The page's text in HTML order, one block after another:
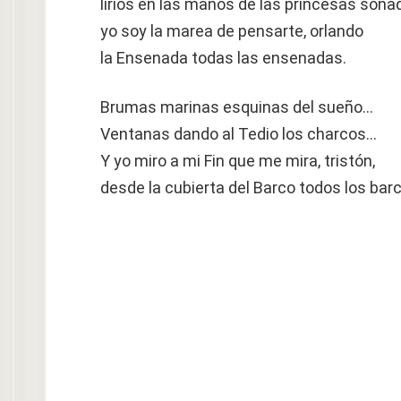
lirios en las manos de las princesas
yo soy la marea de pensarte, orlando
la Ensenada todas las ensenadas.
Brumas marinas esquinas del sueño…
Ventanas dando al Tedio los charcos…
Y yo miro a mi Fin que me mira, tristón,
desde la cubierta del Barco todos los